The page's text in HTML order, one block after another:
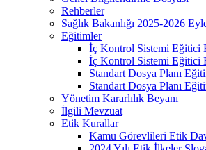
Rehberler
Sağlık Bakanlığı 2025-2026
Eğitimler
İç Kontrol Sistemi Eğitici
İç Kontrol Sistemi Eğitici
Standart Dosya Planı
Standart Dosya Planı
Yönetim Kararlılık Beyanı
İlgili Mevzuat
Etik Kurallar
Kamu Görevlileri Etik